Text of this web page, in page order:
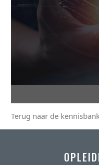
Terug naar de